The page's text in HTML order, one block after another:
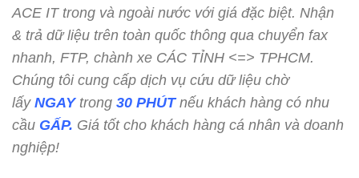
ACE IT trong và ngoài nước với giá đặc biệt. Nhận
& trả dữ liệu trên toàn quốc thông qua chuyển fax
nhanh, FTP, chành xe CÁC TỈNH <=> TPHCM.
Chúng tôi cung cấp dịch vụ cứu dữ liệu chờ
lấy NGAYtrong 30 PHÚTnếu khách hàng có nhu
cầu GẤP. Giá tốt cho khách hàng cá nhân và doanh
nghiệp!